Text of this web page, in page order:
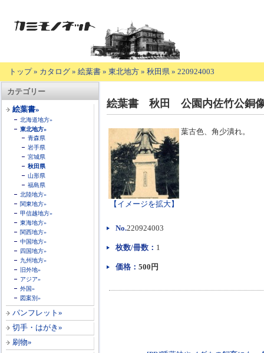
トップ» カタログ » 絵葉書 » 東北地方 » 秋田県 » 220924003
カテゴリー
絵葉書»
北海道地方»
東北地方»
青森県
岩手県
宮城県
秋田県
山形県
福島県
北陸地方»
関東地方»
甲信越地方»
東海地方»
関西地方»
中国地方»
四国地方»
九州地方»
旧外地»
アジア»
外国»
図案別»
パンフレット»
切手・はがき»
刷物»
品
の
明】
絵葉書 秋田 公園内佐竹公銅
【イメージを拡大】
葉古色、角少潰れ。
No.220924003
枚数/冊数： 1
価格：500円